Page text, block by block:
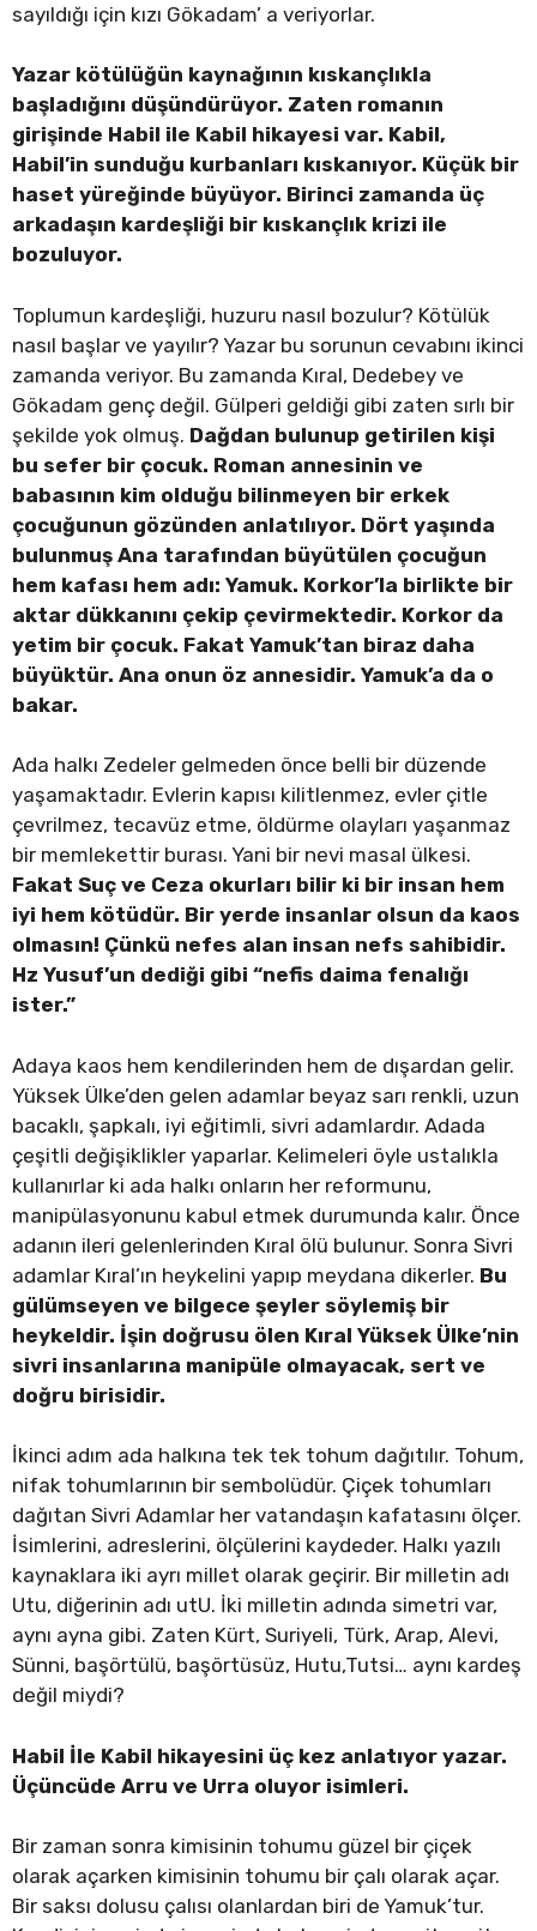
sayıldığı için kızı Gökadam’ a veriyorlar.
Yazar kötülüğün kaynağının kıskançlıkla
başladığını düşündürüyor. Zaten romanın
girişinde Habil ile Kabil hikayesi var. Kabil,
Habil’in sunduğu kurbanları kıskanıyor. Küçük bir
haset yüreğinde büyüyor. Birinci zamanda üç
arkadaşın kardeşliği bir kıskançlık krizi ile
bozuluyor.
Toplumun kardeşliği, huzuru nasıl bozulur? Kötülük
nasıl başlar ve yayılır? Yazar bu sorunun cevabını ikinci
zamanda veriyor. Bu zamanda Kıral, Dedebey ve
Gökadam genç değil. Gülperi geldiği gibi zaten sırlı bir
şekilde yok olmuş. Dağdan bulunup getirilen kişi
bu sefer bir çocuk. Roman annesinin ve
babasının kim olduğu bilinmeyen bir erkek
çocuğunun gözünden anlatılıyor. Dört yaşında
bulunmuş Ana tarafından büyütülen çocuğun
hem kafası hem adı: Yamuk. Korkor’la birlikte bir
aktar dükkanını çekip çevirmektedir. Korkor da
yetim bir çocuk. Fakat Yamuk’tan biraz daha
büyüktür. Ana onun öz annesidir. Yamuk’a da o
bakar.
Ada halkı Zedeler gelmeden önce belli bir düzende
yaşamaktadır. Evlerin kapısı kilitlenmez, evler çitle
çevrilmez, tecavüz etme, öldürme olayları yaşanmaz
bir memlekettir burası. Yani bir nevi masal ülkesi.
Fakat Suç ve Ceza okurları bilir ki bir insan hem
iyi hem kötüdür. Bir yerde insanlar olsun da kaos
olmasın! Çünkü nefes alan insan nefs sahibidir.
Hz Yusuf’un dediği gibi “nefis daima fenalığı
ister.”
Adaya kaos hem kendilerinden hem de dışardan gelir.
Yüksek Ülke’den gelen adamlar beyaz sarı renkli, uzun
bacaklı, şapkalı, iyi eğitimli, sivri adamlardır. Adada
çeşitli değişiklikler yaparlar. Kelimeleri öyle ustalıkla
kullanırlar ki ada halkı onların her reformunu,
manipülasyonunu kabul etmek durumunda kalır. Önce
adanın ileri gelenlerinden Kıral ölü bulunur. Sonra Sivri
adamlar Kıral’ın heykelini yapıp meydana dikerler. Bu
gülümseyen ve bilgece şeyler söylemiş bir
heykeldir. İşin doğrusu ölen Kıral Yüksek Ülke’nin
sivri insanlarına manipüle olmayacak, sert ve
doğru birisidir.
İkinci adım ada halkına tek tek tohum dağıtılır. Tohum,
nifak tohumlarının bir sembolüdür. Çiçek tohumları
dağıtan Sivri Adamlar her vatandaşın kafatasını ölçer.
İsimlerini, adreslerini, ölçülerini kaydeder. Halkı yazılı
kaynaklara iki ayrı millet olarak geçirir. Bir milletin adı
Utu, diğerinin adı utU. İki milletin adında simetri var,
aynı ayna gibi. Zaten Kürt, Suriyeli, Türk, Arap, Alevi,
Sünni, başörtülü, başörtüsüz, Hutu,Tutsi… aynı kardeş
değil miydi?
Habil İle Kabil hikayesini üç kez anlatıyor yazar.
Üçüncüde Arru ve Urra oluyor isimleri.
Bir zaman sonra kimisinin tohumu güzel bir çiçek
olarak açarken kimisinin tohumu bir çalı olarak açar.
Bir saksı dolusu çalısı olanlardan biri de Yamuk’tur.